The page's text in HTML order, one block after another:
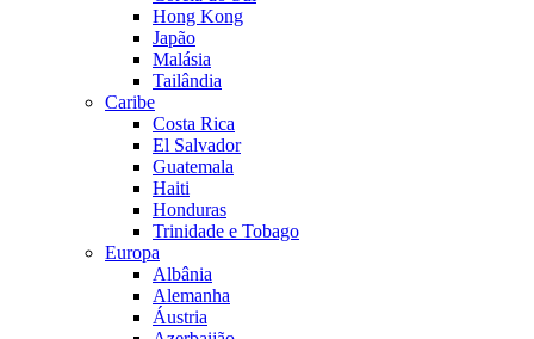
Hong Kong
Japão
Malásia
Tailândia
Caribe
Costa Rica
El Salvador
Guatemala
Haiti
Honduras
Trinidade e Tobago
Europa
Albânia
Alemanha
Áustria